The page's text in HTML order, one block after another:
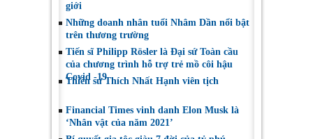
giới
Những doanh nhân tuổi Nhâm Dần nổi bật
trên thương trường
Tiến sĩ Philipp Rösler là Đại sứ Toàn cầu
của chương trình hỗ trợ trẻ mồ côi hậu
Covid -19
Thiền sư Thích Nhất Hạnh viên tịch
Financial Times vinh danh Elon Musk là
‘Nhân vật của năm 2021’